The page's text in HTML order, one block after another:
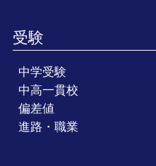
受験
中学受験
中高一貫校
偏差値
進路・職業